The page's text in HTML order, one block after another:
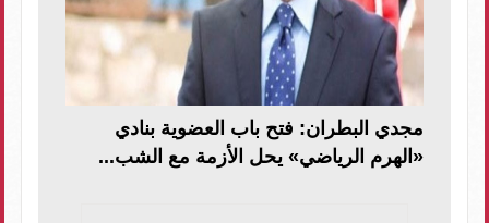
مجدي البطران: فتح باب العضوية بنادي
«الهرم الرياضي» يحل الأزمة مع الشب...